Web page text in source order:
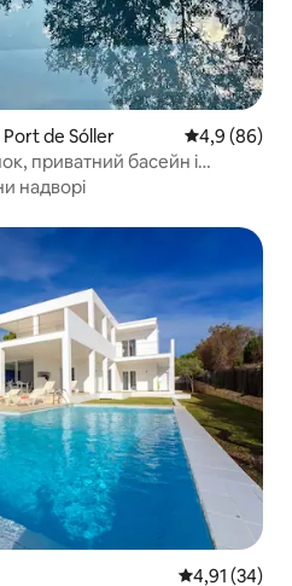
Port de Sóller Середня
4,9 (86)
приватний басейн і
надворі
Середня
4,91 (34)